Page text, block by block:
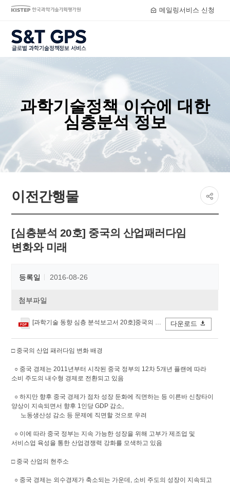
S&T GPS
메일링서비스 신청
과학기술정책 이슈에 대한
심층분석 정보
이전간행물
페이지
공유
share
[심층분석 20호] 중국의 산업패러다임
변화와 미래
등록일 2016-08-26
첨부파일
[과학기술 동향 심층 분석보고서 20호]중국의 산업 패러다임 변화와 미래.pdf 다운로드
□ 중국의 산업 패러다임 변화 배경
○ 중국 경제는 2011년부터 시작된 중국 정부의 12차 5개년 플랜에 따라
소비 주도의 내수형 경제로 전환되고 있음
○ 하지만 향후 중국 경제가 점차 성장 둔화에 직면하는 등 이른바 신창타이
양상이 지속되면서 향후 1인당 GDP 감소,
노동생산성 감소 등 문제에 직면할 것으로 우려
○ 이에 따라 중국 정부는 지속 가능한 성장을 위해 고부가 제조업 및
서비스업 육성을 통한 산업경쟁력 강화를 모색하고 있음
□ 중국 산업의 현주소
○ 중국 경제는 외수경제가 축소되는 가운데, 소비 주도의 성장이 지속되고